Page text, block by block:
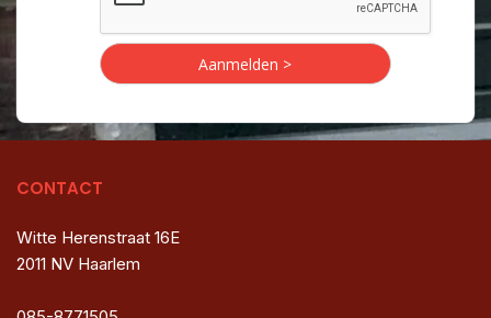
CONTACT
Witte Herenstraat 16E
2011 NV Haarlem